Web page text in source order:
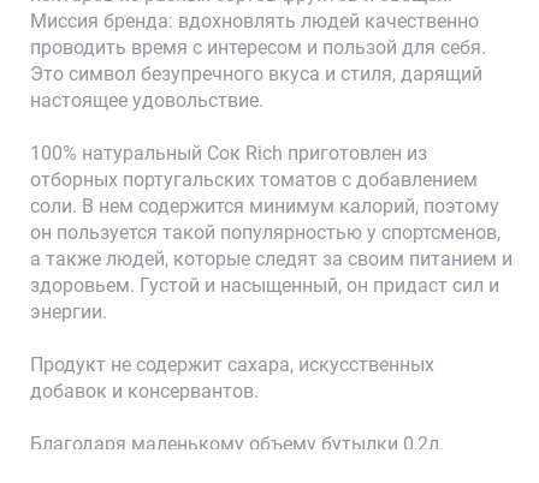
🥂
Миссия бренда: вдохновлять людей качественно
проводить время с интересом и пользой для себя.
Это символ безупречного вкуса и стиля, дарящий
настоящее удовольствие.
100% натуральный Сок Rich приготовлен из
отборных португальских томатов с добавлением
соли. В нем содержится минимум калорий, поэтому
он пользуется такой популярностью у спортсменов,
а также людей, которые следят за своим питанием и
здоровьем. Густой и насыщенный, он придаст сил и
энергии.
Продукт не содержит сахара, искусственных
добавок и консервантов.
Благодаря маленькому объему бутылки 0,2л,